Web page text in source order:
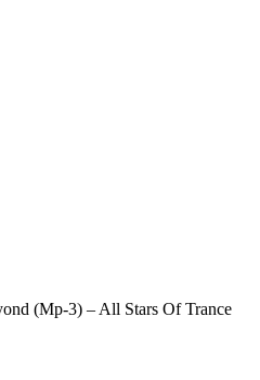
(Mp-3) – All Stars Of Trance